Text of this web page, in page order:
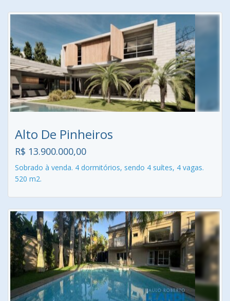
Alto De Pinheiros
R$ 13.900.000,00
Sobrado à venda. 4 dormitórios, sendo 4 suítes, 4 vagas.
520 m2.